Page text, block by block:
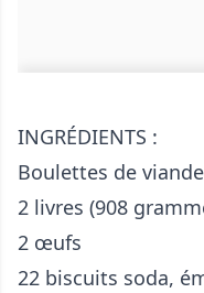
INGRÉDIENTS :
Boulettes de
2 livres (908
2 œufs
22 biscuits soda,